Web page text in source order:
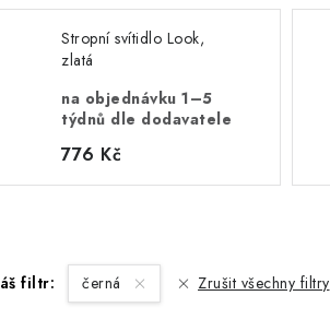
Stropní svítidlo Look,
zlatá
na objednávku 1–5
týdnů dle dodavatele
776 Kč
filtr: černá Zrušit všechny filtry